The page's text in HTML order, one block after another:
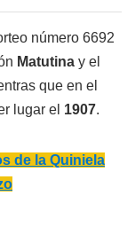
número 6692
Matutina y el
que en el
lugar el 1907.
de la Quiniela